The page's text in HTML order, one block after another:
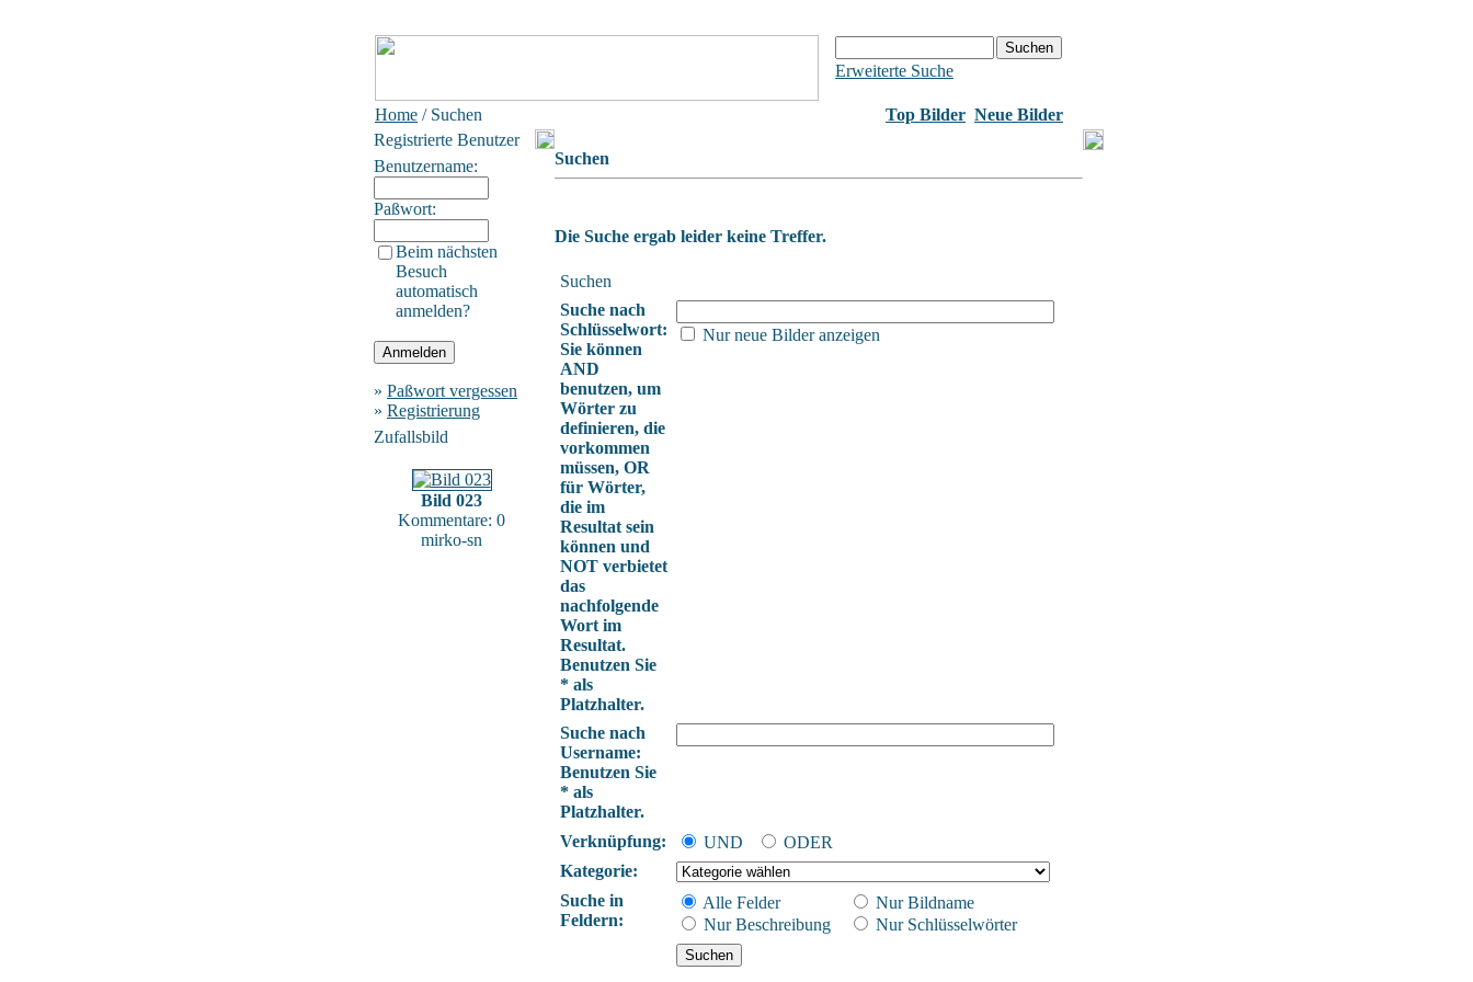
Erweiterte Suche
Home / Suchen Top Bilder Neue Bilder
Registrierte Benutzer
Benutzername:
Paßwort:
Beim nächsten
Besuch
automatisch
anmelden?
» Paßwort vergessen
» Registrierung
Zufallsbild
Bild 023
Kommentare: 0
mirko-sn
Suchen
Die Suche ergab leider keine Treffer.
Suchen
Suche nach
Schlüsselwort:
Sie können
AND
benutzen, um
Wörter zu
definieren, die
vorkommen
müssen, OR
für Wörter,
die im
Resultat sein
können und
NOT verbietet
das
nachfolgende
Wort im
Resultat.
Benutzen Sie
* als
Platzhalter.
Nur neue Bilder anzeigen
Suche nach
Username:
Benutzen Sie
* als
Platzhalter.
Verknüpfung:
UND
ODER
Kategorie:
Suche in
Feldern:
Alle Felder
Nur Bildname
Nur Beschreibung
Nur Schlüsselwörter